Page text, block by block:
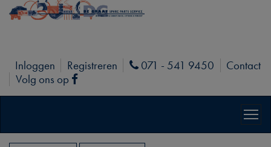
Inloggen Registreren Phone
071 - 541 9450
Contact
Volg ons op
Facebook